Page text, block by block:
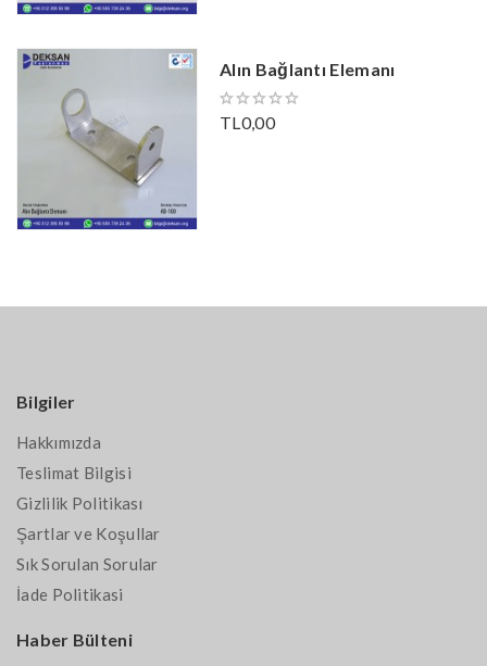
Alın Bağlantı Elemanı
TL0,00
Bilgiler
Hakkımızda
Teslimat Bilgisi
Gizlilik Politikası
Şartlar ve Koşullar
Sık Sorulan Sorular
İade Politikasi
Haber Bülteni